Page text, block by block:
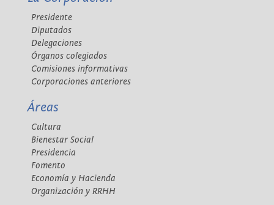
Presidente
Diputados
Delegaciones
Órganos colegiados
Comisiones informativas
Corporaciones anteriores
Áreas
Cultura
Bienestar Social
Presidencia
Fomento
Economía y Hacienda
Organización y RRHH